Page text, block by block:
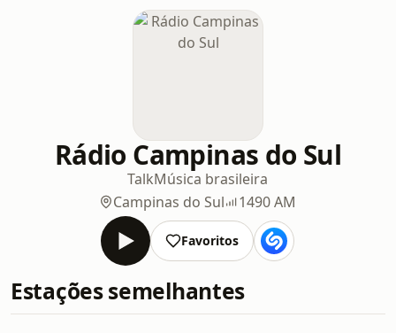
Rádio Campinas do Sul
TalkMúsica brasileira
Campinas do Sul
1490 AM
Favoritos
Estações semelhantes